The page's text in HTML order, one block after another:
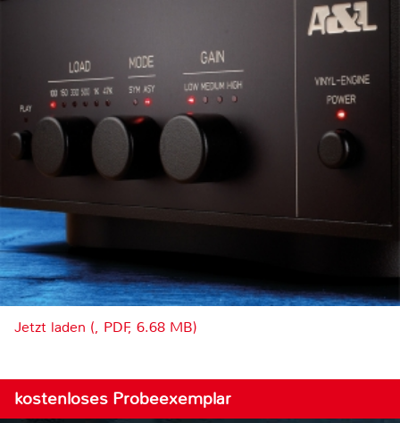
Jetzt laden (, PDF, 6.68 MB)
kostenloses Probeexemplar